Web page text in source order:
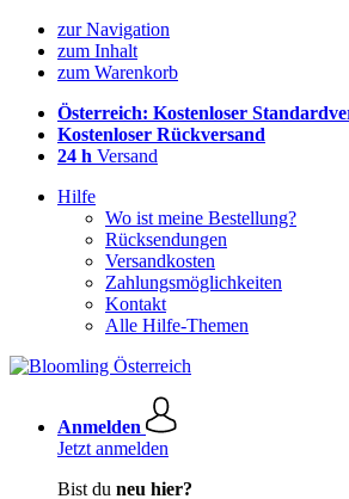
zur Navigation
zum Inhalt
zum Warenkorb
Österreich: Kostenloser
Kostenloser Rückversand
24 h Versand
Hilfe
Wo ist meine Bestellung?
Rücksendungen
Versandkosten
Zahlungsmöglichkeiten
Kontakt
Alle Hilfe-Themen
Anmelden
Jetzt anmelden
Bist du neu hier?